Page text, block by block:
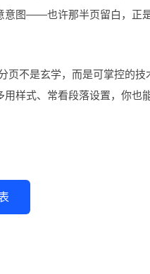
意图——也许那半页留白，正
页不是玄学，而是可掌控的技
用样式、常看段落设置，你也